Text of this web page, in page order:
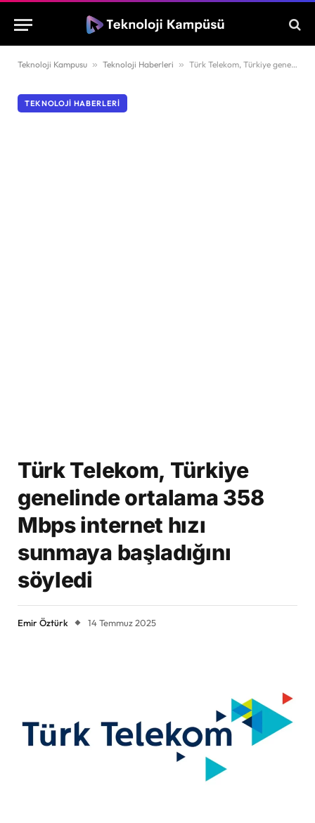
Teknoloji Kampusu » Teknoloji Haberleri » Türk Telekom, Türkiye genelinde ortalama 358 Mbps internet hızı sunmaya başladığını söyledi
TEKNOLOJI HABERLERI
Türk Telekom, Türkiye
genelinde ortalama 358
Mbps internet hızı
sunmaya başladığını
söyledi
Emir Öztürk 14 Temmuz 2025